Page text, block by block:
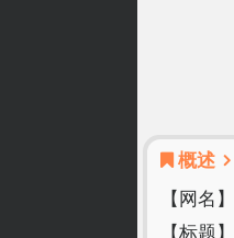
概述
【网名】
【标题】